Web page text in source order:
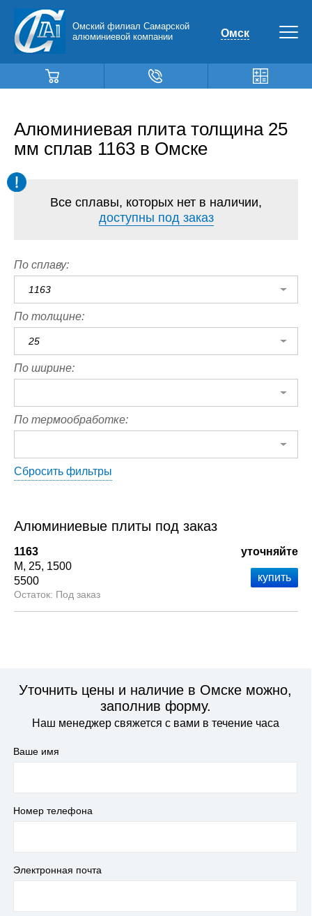
Омский филиал Самарской
алюминиевой компании
Омск
Алюминиевая плита толщина 25
мм сплав 1163 в Омске
Все сплавы, которых нет в наличии,
доступны под заказ
По сплаву:
1163
По толщине:
25
По ширине:
По термообработке:
Сбросить фильтры
Алюминиевые плиты под заказ
1163
М
25 1500
5500
Под заказ
уточняйте
Уточнить цены и наличие в Омске можно,
заполнив форму.
Наш менеджер свяжется с вами в течение часа
Ваше имя
Номер телефона
Электронная почта